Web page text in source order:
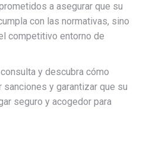
a asegurar que su
con las normativas, sino
competitivo entorno de
y descubra cómo
y garantizar que su
seguro y acogedor para